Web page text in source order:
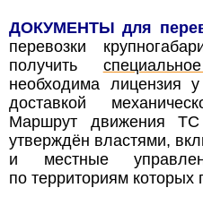
ДОКУМЕНТЫ для
перевозки
получить
необходима лицензия
доставкой
Маршрут движения
утверждён властями,
и местные
по территориям которых